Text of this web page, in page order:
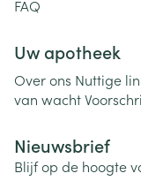
FAQ
Uw apotheek
Over ons Nuttige
van wacht
Nieuwsbrief
Blijf op de hoogte